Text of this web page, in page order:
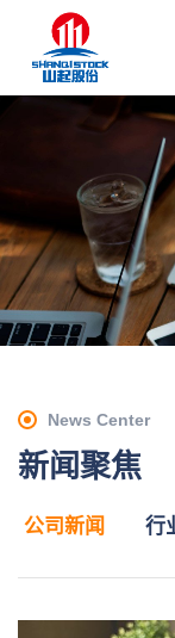
News Center
新闻聚焦
公司新闻 行